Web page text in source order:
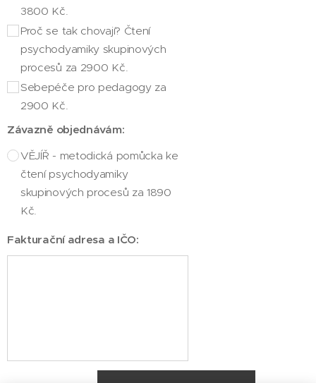
3800 Kč.
Proč se tak chovají? Čtení
psychodyamiky skupinových
procesů za 2900 Kč.
Sebepéče pro pedagogy za
2900 Kč.
Závazně objednávám:
VĚJÍŘ - metodická pomůcka ke
čtení psychodyamiky
skupinových procesů za 1890
Kč.
Fakturační adresa a IČO: